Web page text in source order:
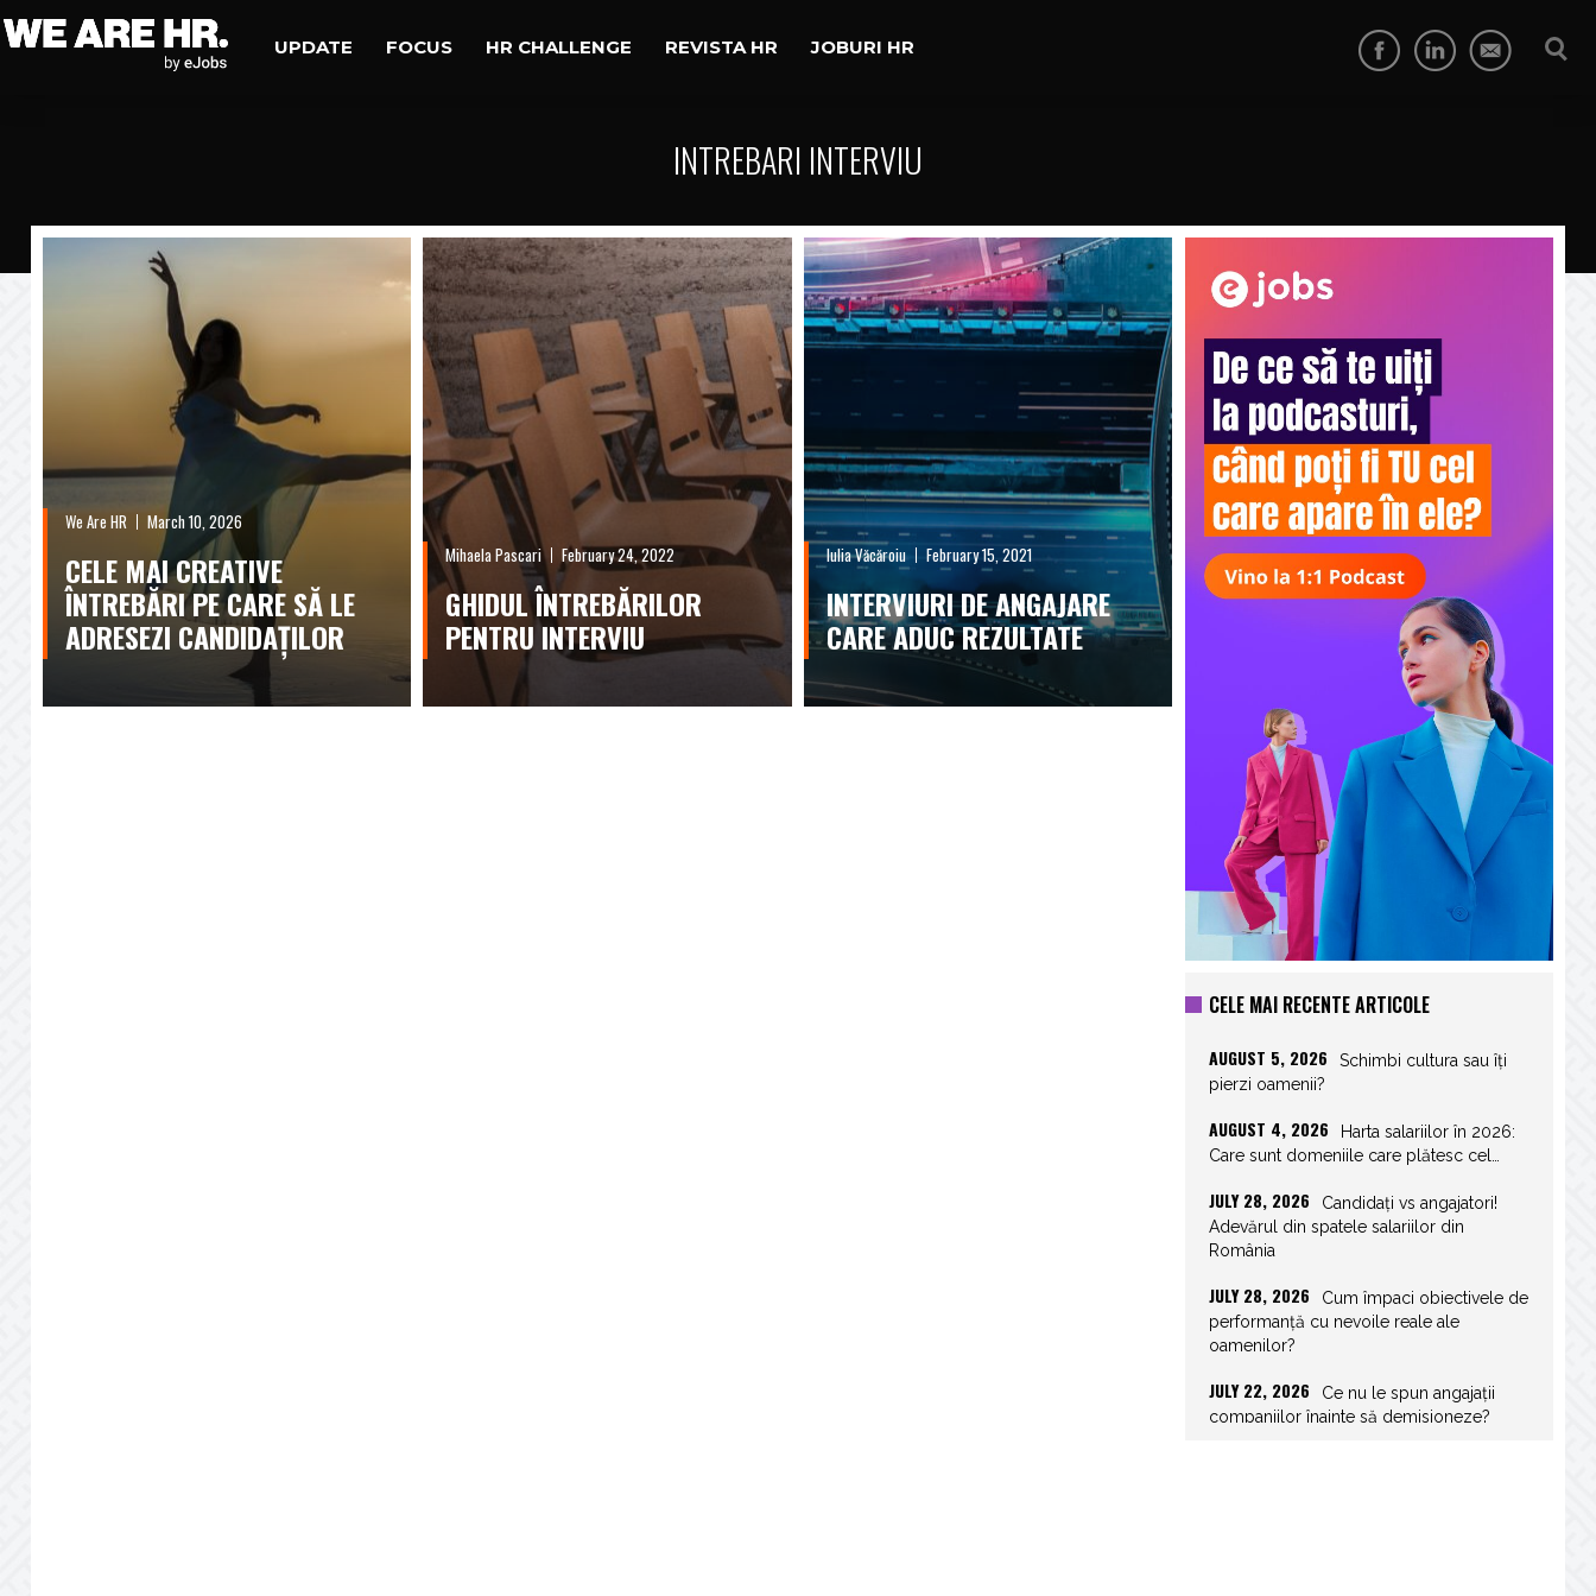
UPDATE FOCUS HR CHALLENGE REVISTA HR JOBURI HR
INTREBARI INTERVIU
We Are HR March 10, 2026
CELE MAI CREATIVE
ÎNTREBĂRI PE CARE SĂ LE
ADRESEZI CANDIDAȚILOR
Mihaela Pascari February 24, 2022
GHIDUL ÎNTREBĂRILOR
PENTRU INTERVIU
Iulia Văcăroiu February 15, 2021
INTERVIURI DE ANGAJARE
CARE ADUC REZULTATE
CELE MAI RECENTE ARTICOLE
AUGUST 5, 2026
Schimbi cultura sau îți
pierzi oamenii?
AUGUST 4, 2026
Harta salariilor în 2026:
Care sunt domeniile care plătesc cel…
JULY 28, 2026
Candidați vs angajatori!
Adevărul din spatele salariilor din
România
JULY 28, 2026
Cum împaci obiectivele de
performanță cu nevoile reale ale
oamenilor?
JULY 22, 2026
Ce nu le spun angajații
companiilor înainte să demisioneze?